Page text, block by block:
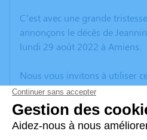
C’est avec une grande
annonçons le décès de
lundi 29 août 2022 à Amiens.
Nous vous invitons à utiliser
vos condoléances, partager
anecdote ou exprimer vos
poèmes ou des textes. Cet
d'expression dédié à honorer